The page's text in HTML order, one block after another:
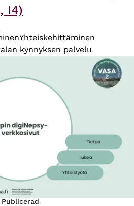
I4)
Yhteiskehittäminen
kynnyksen palvelu
Publicerad